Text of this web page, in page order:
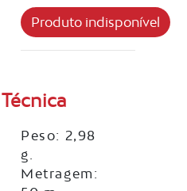
Peso: 2,98
g.
Metragem: